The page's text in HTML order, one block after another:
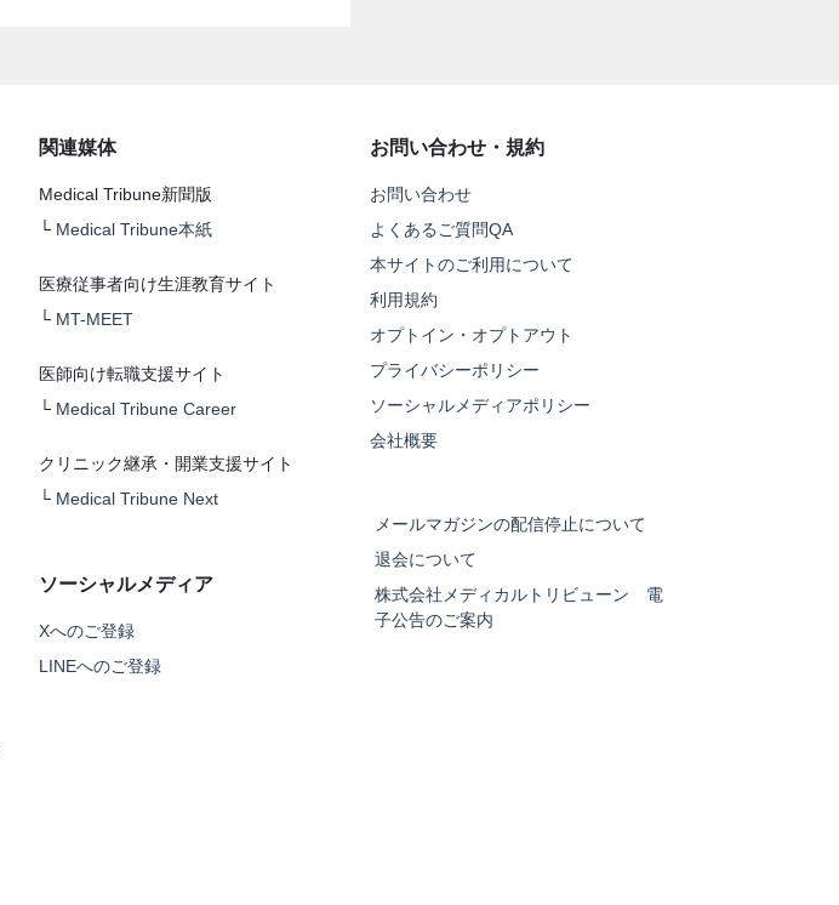
関連媒体
Medical Tribune新聞版
└ Medical Tribune本紙
医療従事者向け生涯教育サイト
└ MT-MEET
医師向け転職支援サイト
└ Medical Tribune Career
クリニック継承・開業支援サイト
└ Medical Tribune Next
ソーシャルメディア
Xへのご登録
LINEへのご登録
お問い合わせ・規約
お問い合わせ
よくあるご質問QA
本サイトのご利用について
利用規約
オプトイン・オプトアウト
プライバシーポリシー
ソーシャルメディアポリシー
会社概要
メールマガジンの配信停止について
退会について
株式会社メディカルトリビューン 電
子公告のご案内